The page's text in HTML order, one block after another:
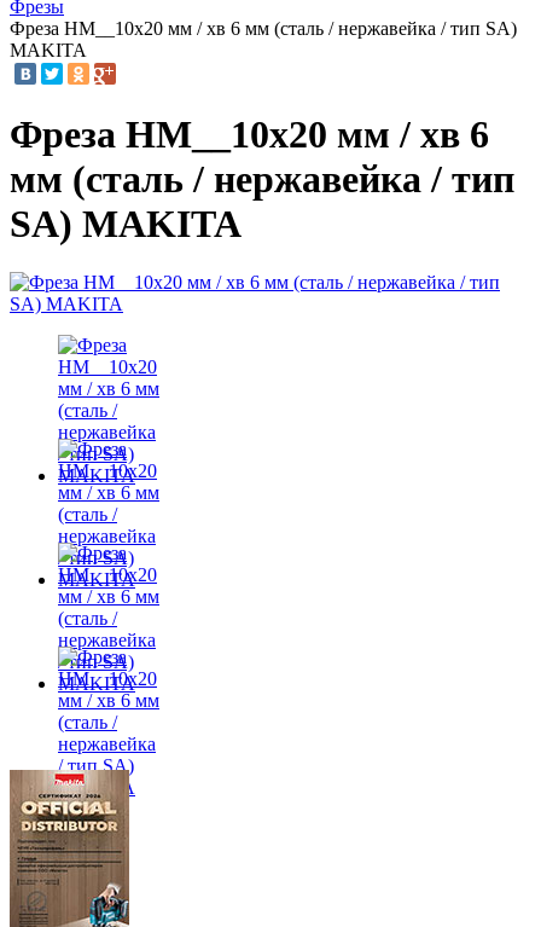
Фрезы
Фреза HM__10x20 мм / хв 6 мм (сталь / нержавейка / тип SA)
MAKITA
Фреза HM__10x20 мм / хв 6
мм (сталь / нержавейка / тип
SA) MAKITA